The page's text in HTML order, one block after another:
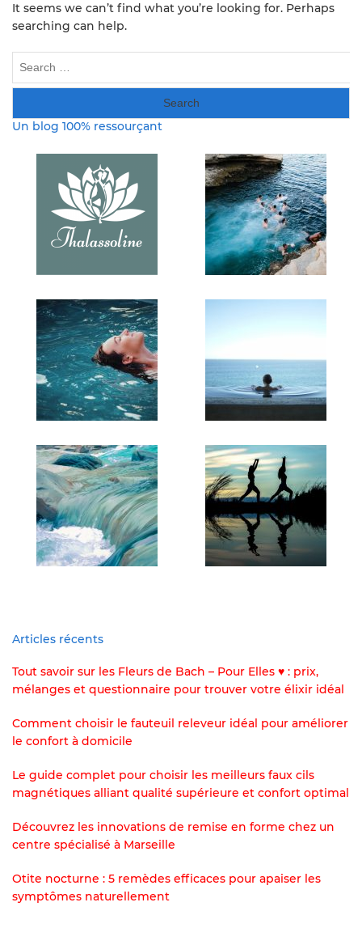
It seems we can’t find what you’re looking for. Perhaps
searching can help.
Search
Un blog 100% ressourçant
Articles récents
Tout savoir sur les Fleurs de Bach – Pour Elles ♥ : prix,
mélanges et questionnaire pour trouver votre élixir idéal
Comment choisir le fauteuil releveur idéal pour améliorer
le confort à domicile
Le guide complet pour choisir les meilleurs faux cils
magnétiques alliant qualité supérieure et confort optimal
Découvrez les innovations de remise en forme chez un
centre spécialisé à Marseille
Otite nocturne : 5 remèdes efficaces pour apaiser les
symptômes naturellement